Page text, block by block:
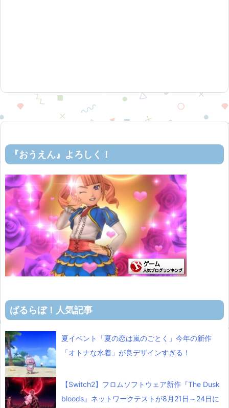
『おうえん』よろしく！
ばるらぼ！人気記事
夏イベント「夏の恋は嵐のごとく」今年の新作
「オトナな水着」が良デザインすぎる！
【Switch2】フロムソフトウェア新作『The Dusk
bloods』ネットワークテストが8月21日～24日に